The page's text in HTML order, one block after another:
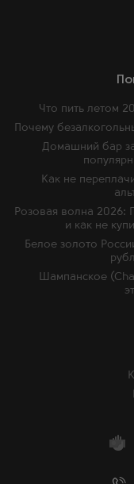
Что пить летом
Почему
Домашний бар
Как не
Розовая волна 2026:
и как не
Белое золото
Шампанское